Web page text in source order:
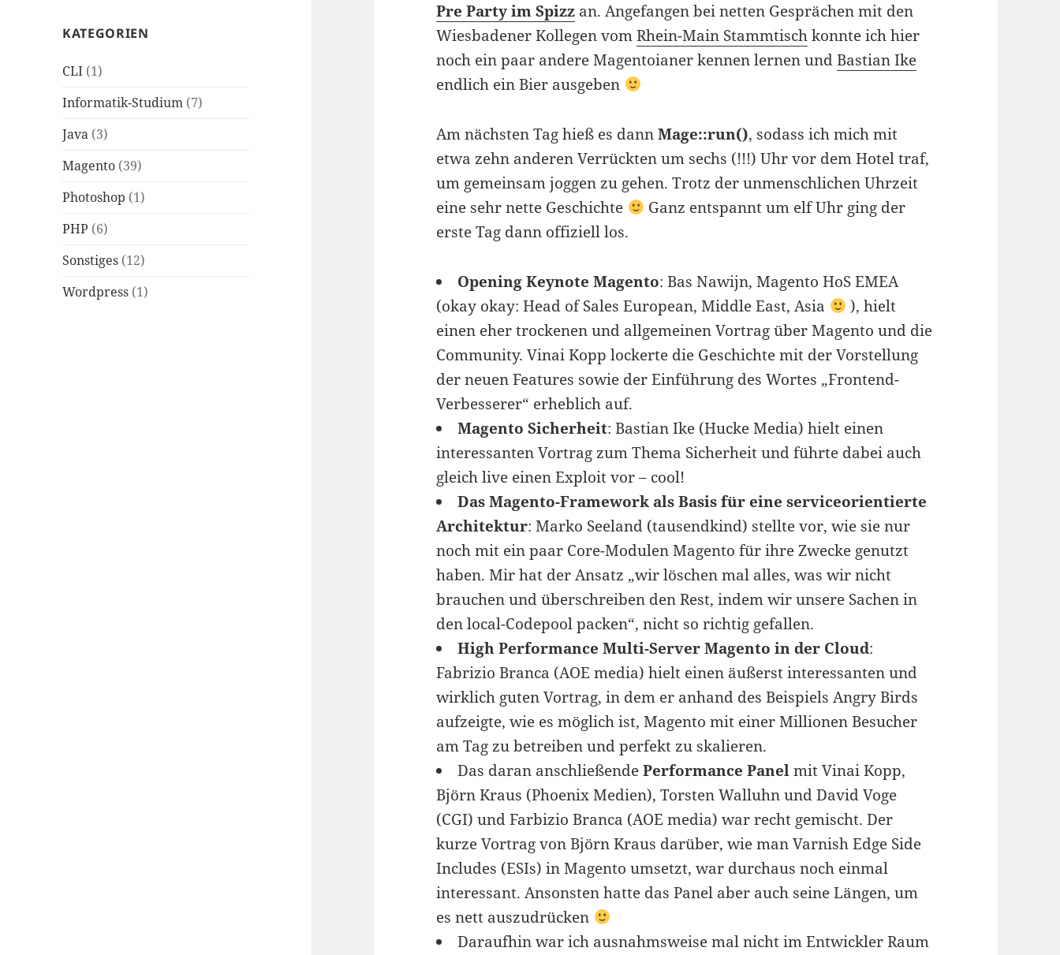
KATEGORIEN
CLI (1)
Informatik-Studium (7)
Java (3)
Magento (39)
Photoshop (1)
PHP (6)
Sonstiges (12)
Wordpress (1)
Pre Party im Spizz an. Angefangen bei netten Gesprächen mit den
Wiesbadener Kollegen vomRhein-Main Stammtischkonnte ich hier
noch ein paar andere Magentoianer kennen lernen undBastian Ike
endlich ein Bier ausgeben
Am nächsten Tag hieß es dannMage::run(), sodass ich mich mit
etwa zehn anderen Verrückten um sechs (!!!) Uhr vor dem Hotel traf,
um gemeinsam joggen zu gehen. Trotz der unmenschlichen Uhrzeit
eine sehr nette Geschichte
Ganz entspannt um elf Uhr ging der
erste Tag dann offiziell los.
Opening Keynote Magento: Bas Nawijn, Magento HoS EMEA
(okay okay: Head of Sales European, Middle East, Asia
), hielt
einen eher trockenen und allgemeinen Vortrag über Magento und die
Community. Vinai Kopp lockerte die Geschichte mit der Vorstellung
der neuen Features sowie der Einführung des Wortes „Frontend-
Verbesserer“ erheblich auf.
Magento Sicherheit: Bastian Ike (Hucke Media) hielt einen
interessanten Vortrag zum Thema Sicherheit und führte dabei auch
gleich live einen Exploit vor – cool!
Das Magento-Framework als Basis für eine serviceorientierte
Architektur: Marko Seeland (tausendkind) stellte vor, wie sie nur
noch mit ein paar Core-Modulen Magento für ihre Zwecke genutzt
haben. Mir hat der Ansatz „wir löschen mal alles, was wir nicht
brauchen und überschreiben den Rest, indem wir unsere Sachen in
den local-Codepool packen“, nicht so richtig gefallen.
High Performance Multi-Server Magento in der Cloud:
Fabrizio Branca (AOE media) hielt einen äußerst interessanten und
wirklich guten Vortrag, in dem er anhand des Beispiels Angry Birds
aufzeigte, wie es möglich ist, Magento mit einer Millionen Besucher
am Tag zu betreiben und perfekt zu skalieren.
Das daran anschließendePerformance Panelmit Vinai Kopp,
Björn Kraus (Phoenix Medien), Torsten Walluhn und David Voge
(CGI) und Farbizio Branca (AOE media) war recht gemischt. Der
kurze Vortrag von Björn Kraus darüber, wie man Varnish Edge Side
Includes (ESIs) in Magento umsetzt, war durchaus noch einmal
interessant. Ansonsten hatte das Panel aber auch seine Längen, um
es nett auszudrücken
Daraufhin war ich ausnahmsweise mal nicht im Entwickler Raum